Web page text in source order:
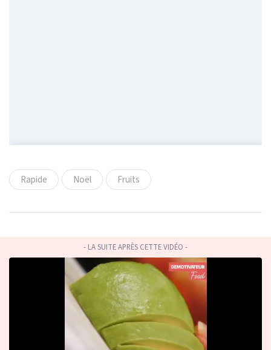
Rapide Noël Fruits
- LA SUITE APRÈS CETTE VIDÉO -